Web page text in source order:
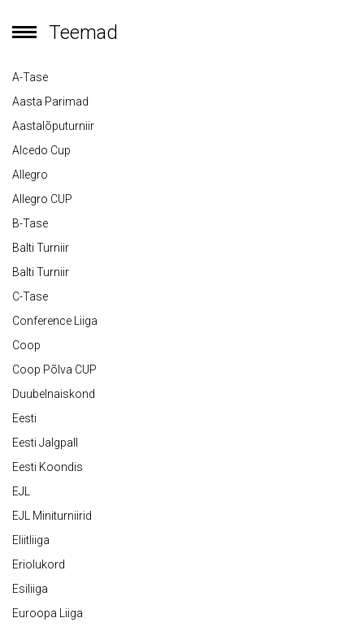
Teemad
A-Tase
Aasta Parimad
Aastalõputurniir
Alcedo Cup
Allegro
Allegro CUP
B-Tase
Balti Turniir
Balti Turniir
C-Tase
Conference Liiga
Coop
Coop Põlva CUP
Duubelnaiskond
Eesti
Eesti Jalgpall
Eesti Koondis
EJL
EJL Miniturniirid
Eliitliiga
Eriolukord
Esiliiga
Euroopa Liiga